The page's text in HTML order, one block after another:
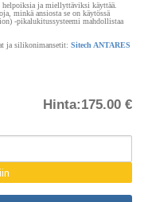
ja miellyttäviksi käyttää.
minkä ansiosta se on käytössä
-pikalukitussysteemi mahdollistaa
ja silikonimansetit: Sitech ANTARES
Hinta:175.00 €